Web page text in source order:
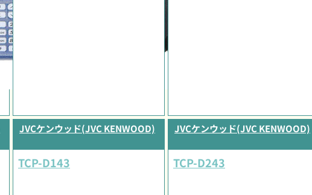
JVCケンウッド(JVC KENWOOD)
TCP-D143
JVCケンウッド(JVC KENWOOD)
TCP-D243